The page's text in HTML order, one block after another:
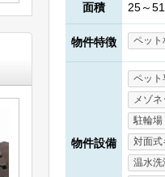
面積 25～
物件特徴 ペット
物件設備
ペット
メゾネ
駐輪場
対面式
温水洗